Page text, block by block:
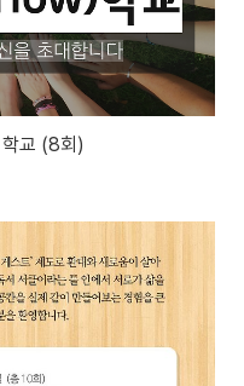
교 (8회)